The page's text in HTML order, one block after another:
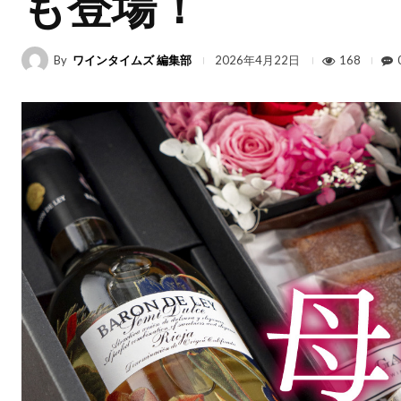
By ワインタイムズ 編集部 2026年4月22日 168